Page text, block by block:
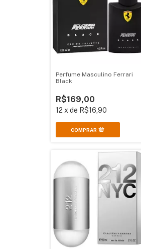
Perfume Masculino Ferrari
Black
R$169,00
12 x de R$16,90